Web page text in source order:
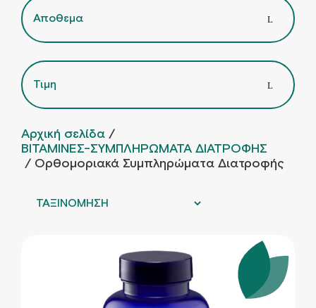
Αποθεμα
Τιμη
Αρχική σελίδα /
ΒΙΤΑΜΙΝΕΣ-ΣΥΜΠΛΗΡΩΜΑΤΑ ΔΙΑΤΡΟΦΗΣ
/ Ορθομοριακά Συμπληρώματα Διατροφής